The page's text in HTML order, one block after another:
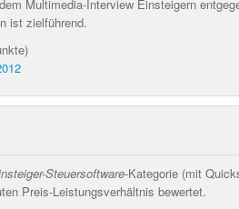
Multimedia-Interview Einsteigern
ist zielführend.
Steuersoftware-Kategorie (mit
Preis-Leistungsverhältnis bewertet.